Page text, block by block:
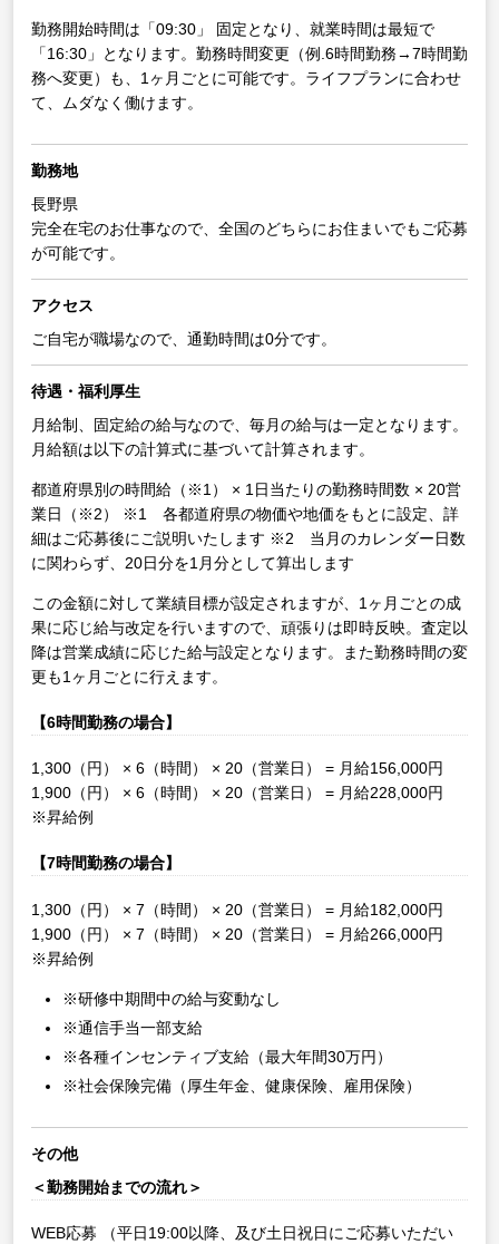
勤務開始時間は「09:30」 固定となり、就業時間は最短で
「16:30」となります。勤務時間変更（例.6時間勤務→7時間勤
務へ変更）も、1ヶ月ごとに可能です。ライフプランに合わせ
て、ムダなく働けます。
勤務地
長野県
完全在宅のお仕事なので、全国のどちらにお住まいでもご応募
が可能です。
アクセス
ご自宅が職場なので、通勤時間は0分です。
待遇・福利厚生
月給制、固定給の給与なので、毎月の給与は一定となります。
月給額は以下の計算式に基づいて計算されます。
都道府県別の時間給（※1） × 1日当たりの勤務時間数 × 20営
業日（※2）
※1 各都道府県の物価や地価をもとに設定、詳
細はご応募後にご説明いたします ※2 当月のカレンダー日数
に関わらず、20日分を1月分として算出します
この金額に対して業績目標が設定されますが、1ヶ月ごとの成
果に応じ給与改定を行いますので、頑張りは即時反映。査定以
降は営業成績に応じた給与設定となります。また勤務時間の変
更も1ヶ月ごとに行えます。
【6時間勤務の場合】
1,300（円） × 6（時間） × 20（営業日） = 月給156,000円
1,900（円） × 6（時間） × 20（営業日） = 月給228,000円
※昇給例
【7時間勤務の場合】
1,300（円） × 7（時間） × 20（営業日） = 月給182,000円
1,900（円） × 7（時間） × 20（営業日） = 月給266,000円
※昇給例
※研修中期間中の給与変動なし
※通信手当一部支給
※各種インセンティブ支給（最大年間30万円）
※社会保険完備（厚生年金、健康保険、雇用保険）
その他
＜勤務開始までの流れ＞
WEB応募 （平日19:00以降、及び土日祝日にご応募いただい